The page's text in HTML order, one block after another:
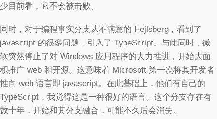
少目前看，它不会被击败。
同时，对于编程事实分支从不满意的 Hejlsberg，看到了
javascript 的很多问题，引入了 TypeScript。与此同时，微
软突然停止了对 Windows 应用程序的大力推进，开始大面
积推广 web 和开源。这意味着 Microsoft 第一次将其开发者
推向 web 语言即 javascript。在此基础上，他们有自己的
TypeScript，我觉得这是一种很好的语言。这个分支存在有
数十年，开始和其分支融合，可能不久后会消失。